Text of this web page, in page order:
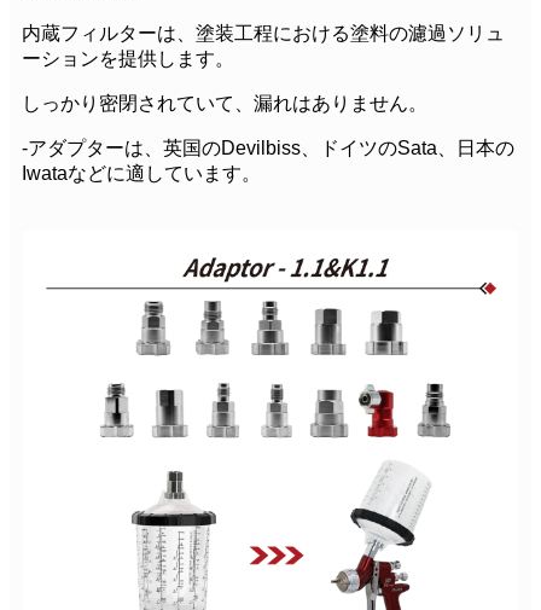
内蔵フィルターは、塗装工程における塗料の濾過ソリュ
ーションを提供します。
しっかり密閉されていて、漏れはありません。
-アダプターは、英国のDevilbiss、ドイツのSata、日本の
Iwataなどに適しています。